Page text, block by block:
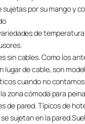
sujetas por su mango y
de
sin cables. Como los
lugar de cable, son
cuando no
zona cómoda para
de pared. Típicos de
sujetan en la